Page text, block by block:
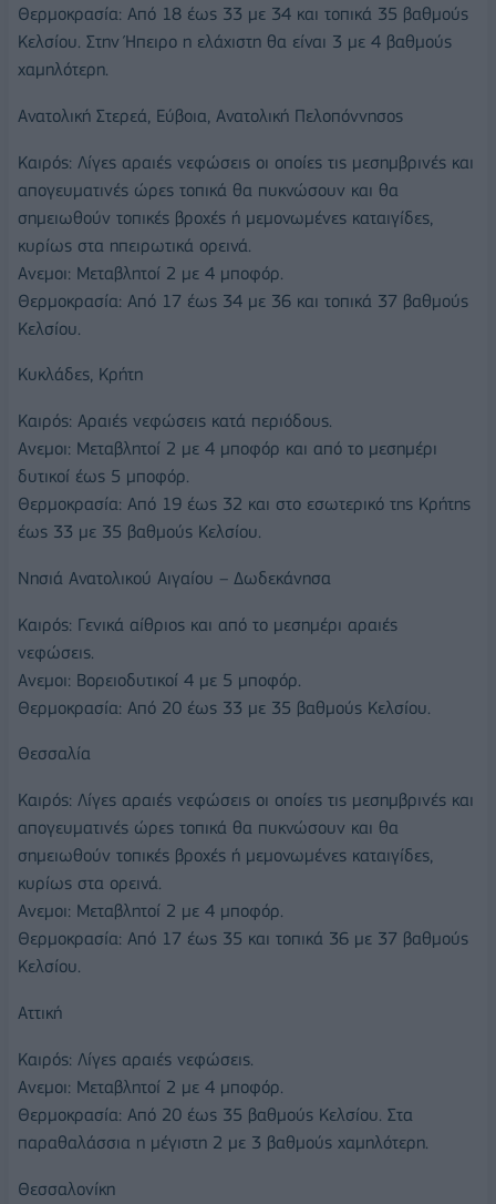
Θερμοκρασία: Από 18 έως 33 με 34 και τοπικά 35 βαθμούς
Κελσίου. Στην Ήπειρο η ελάχιστη θα είναι 3 με 4 βαθμούς
χαμηλότερη.
Ανατολική Στερεά, Εύβοια, Ανατολική Πελοπόννησος
Καιρός: Λίγες αραιές νεφώσεις οι οποίες τις μεσημβρινές και
απογευματινές ώρες τοπικά θα πυκνώσουν και θα
σημειωθούν τοπικές βροχές ή μεμονωμένες καταιγίδες,
κυρίως στα ηπειρωτικά ορεινά.
Ανεμοι: Μεταβλητοί 2 με 4 μποφόρ.
Θερμοκρασία: Από 17 έως 34 με 36 και τοπικά 37 βαθμούς
Κελσίου.
Κυκλάδες, Κρήτη
Καιρός: Αραιές νεφώσεις κατά περιόδους.
Ανεμοι: Μεταβλητοί 2 με 4 μποφόρ και από το μεσημέρι
δυτικοί έως 5 μποφόρ.
Θερμοκρασία: Από 19 έως 32 και στο εσωτερικό της Κρήτης
έως 33 με 35 βαθμούς Κελσίου.
Νησιά Ανατολικού Αιγαίου – Δωδεκάνησα
Καιρός: Γενικά αίθριος και από το μεσημέρι αραιές
νεφώσεις.
Ανεμοι: Βορειοδυτικοί 4 με 5 μποφόρ.
Θερμοκρασία: Από 20 έως 33 με 35 βαθμούς Κελσίου.
Θεσσαλία
Καιρός: Λίγες αραιές νεφώσεις οι οποίες τις μεσημβρινές και
απογευματινές ώρες τοπικά θα πυκνώσουν και θα
σημειωθούν τοπικές βροχές ή μεμονωμένες καταιγίδες,
κυρίως στα ορεινά.
Ανεμοι: Μεταβλητοί 2 με 4 μποφόρ.
Θερμοκρασία: Από 17 έως 35 και τοπικά 36 με 37 βαθμούς
Κελσίου.
Αττική
Καιρός: Λίγες αραιές νεφώσεις.
Ανεμοι: Μεταβλητοί 2 με 4 μποφόρ.
Θερμοκρασία: Από 20 έως 35 βαθμούς Κελσίου. Στα
παραθαλάσσια η μέγιστη 2 με 3 βαθμούς χαμηλότερη.
Θεσσαλονίκη